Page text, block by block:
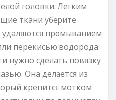
головки. Легким
ткани уберите
удаляются промыванием
перекисью водорода.
нужно сделать повязку
Она делается из
крепится мотком